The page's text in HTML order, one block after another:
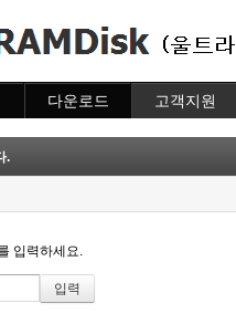
다운로드 고객지원
질문하기
.
입력하세요.